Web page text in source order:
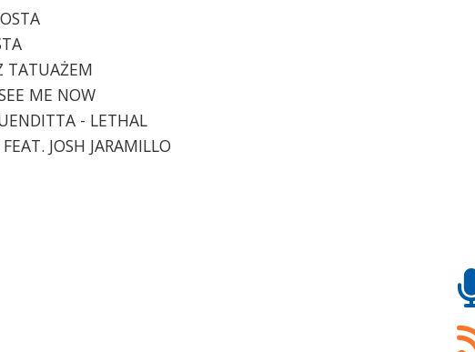
TATUAŻEM
ME NOW
- LETHAL
JOSH JARAMILLO